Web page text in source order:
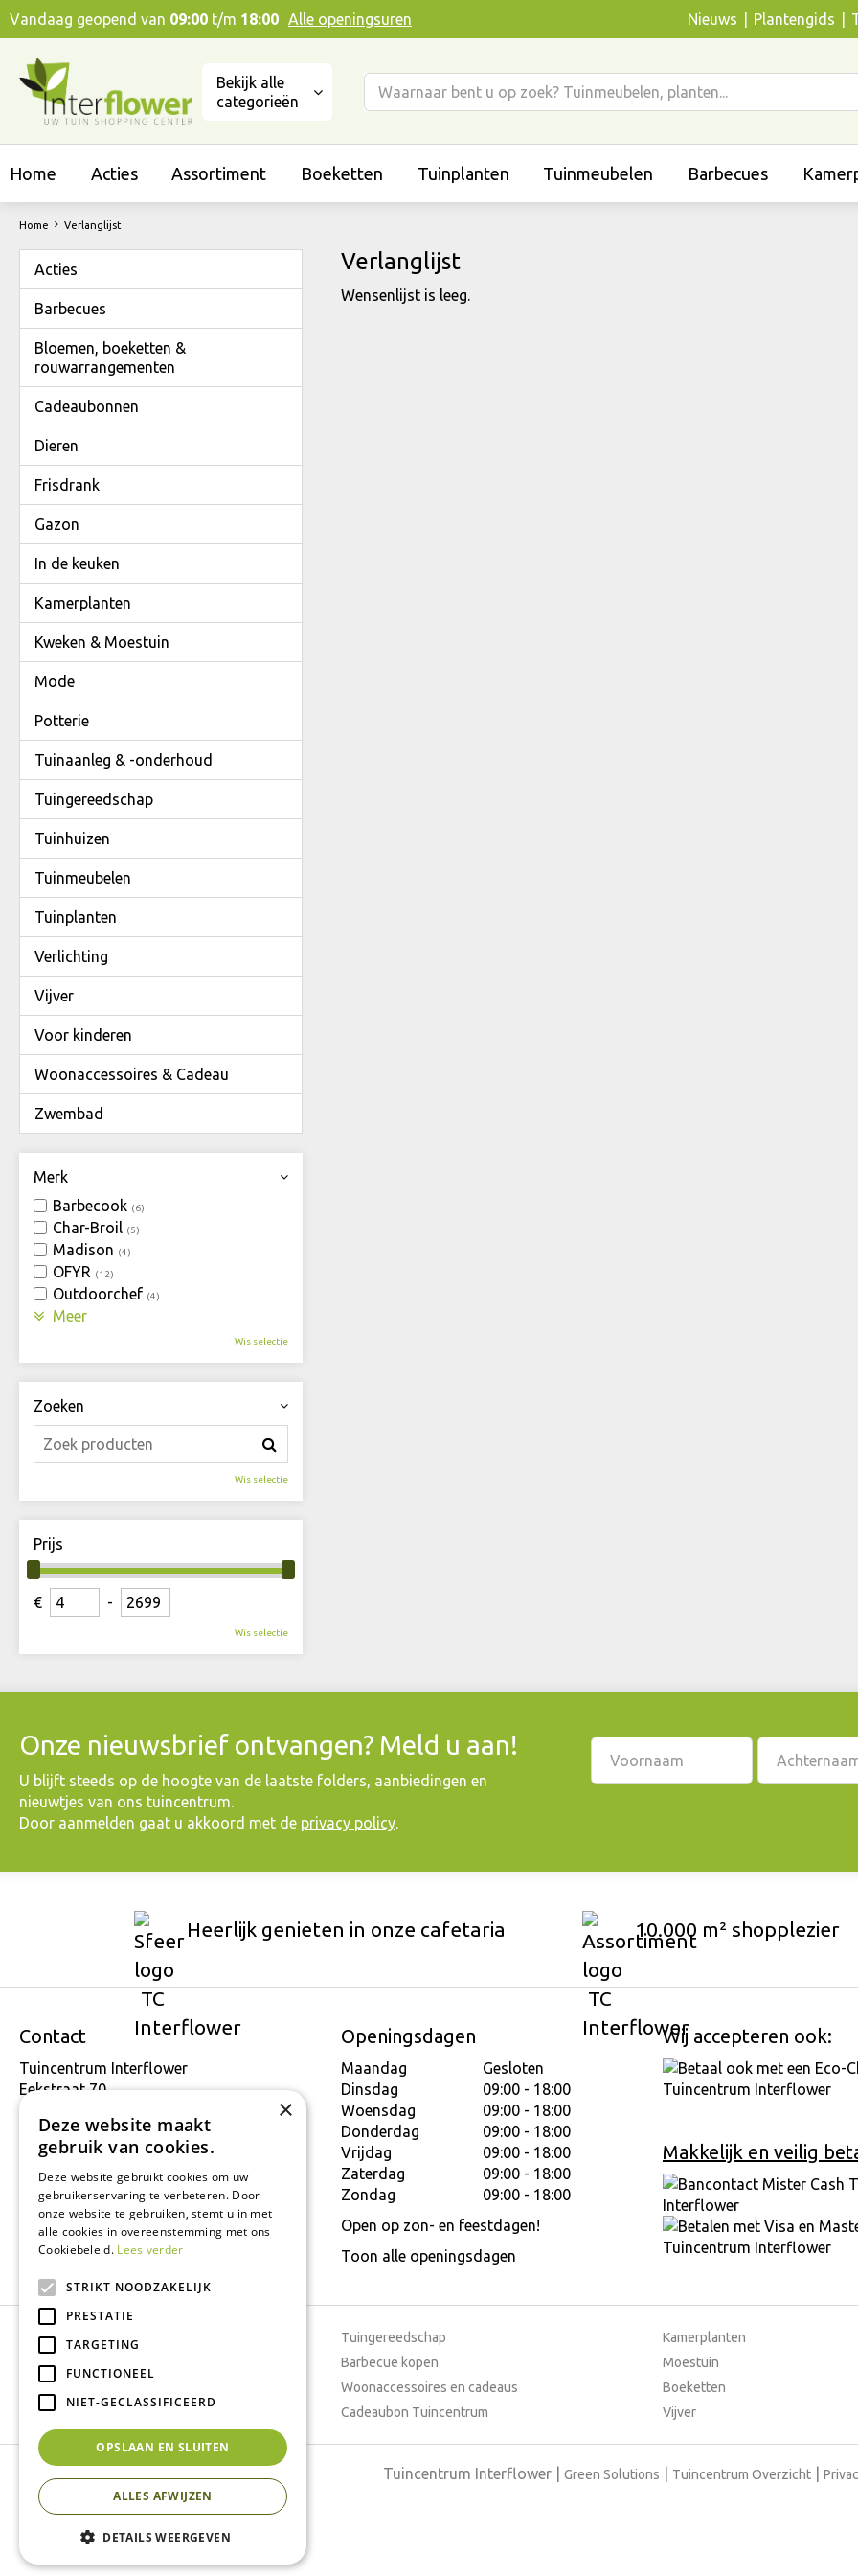
Ga
naar
Home Verlanglijst
Vandaag geopend van 09:00 t/m 18:00 Alle openingsuren Nieuws Plantengids
Bekijk alle
categorieën
Home Acties Assortiment Boeketten Tuinplanten Tuinmeubelen Barbecues
Verlanglijst
Wensenlijst is leeg.
Acties
Barbecues
Bloemen, boeketten &
rouwarrangementen
Cadeaubonnen
Dieren
Frisdrank
Gazon
In de keuken
Kamerplanten
Kweken & Moestuin
Mode
Potterie
Tuinaanleg & -onderhoud
Tuingereedschap
Tuinhuizen
Tuinmeubelen
Tuinplanten
Verlichting
Vijver
Voor kinderen
Woonaccessoires & Cadeau
Zwembad
Merk
Barbecook (6)
Char-Broil (5)
Madison (4)
OFYR (12)
Outdoorchef (4)
Meer
Wis selectie
Zoeken
Wis selectie
Prijs
€ -
Wis selectie
Onze nieuwsbrief ontvangen? Meld u aan!
​U blijft steeds op de hoogte van de laatste folders, aanbiedingen en
nieuwtjes van ons tuincentrum.
Door aanmelden gaat u akkoord met de privacy policy.
Heerlijk genieten in onze cafetaria 10.000 m² shopplezier
Contact
Tuincentrum Interflower
Eekstraat 70
+32 934 806 03
info@interflower.be
Openingsdagen
Maandag
Gesloten
Dinsdag
09:00 - 18:00
Woensdag
09:00 - 18:00
Donderdag
09:00 - 18:00
Vrijdag
09:00 - 18:00
Zaterdag
09:00 - 18:00
Zondag
09:00 - 18:00
Open op zon- en feestdagen!
Toon alle openingsdagen
Wij accepteren ook:
Makkelijk en veilig
Tuincentrum
Dierenwinkel
Tuinplanten
Cafetaria
Tuingereedschap
Barbecue kopen
Woonaccessoires en cadeaus
Cadeaubon Tuincentrum
Kamerplanten
Moestuin
Boeketten
Vijver
Tuincentrum Interflower Green Solutions Tuincentrum Overzicht
×
Deze website maakt
gebruik van cookies.
Deze website gebruikt cookies om uw
gebruikerservaring te verbeteren. Door
onze website te gebruiken, stemt u in met
alle cookies in overeenstemming met ons
Cookiebeleid. Lees verder
STRIKT NOODZAKELIJK
PRESTATIE
TARGETING
FUNCTIONEEL
NIET-GECLASSIFICEERD
OPSLAAN EN SLUITEN
ALLES AFWIJZEN
DETAILS WEERGEVEN